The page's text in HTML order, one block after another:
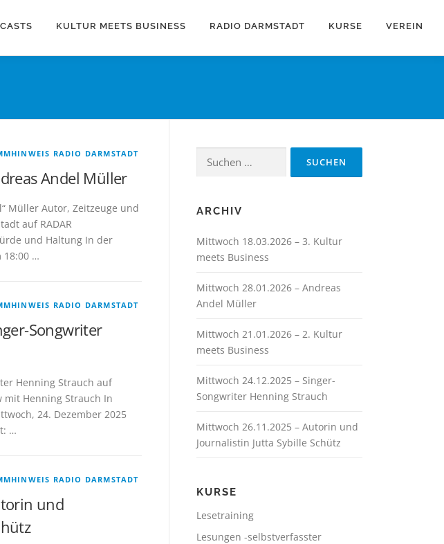
KULTUR MEETS BUSINESS RADIO DARMSTADT KURSE VEREIN
RADIO DARMSTADT
Andel Müller
Müller Autor, Zeitzeuge und
auf RADAR
und Haltung In der
18:00 …
RADIO DARMSTADT
Songwriter
Henning Strauch auf
mit Henning Strauch In
24. Dezember 2025
…
RADIO DARMSTADT
und
Suchen
nach:
ARCHIV
Mittwoch 18.03.2026 – 3. Kultur
meets Business
Mittwoch 28.01.2026 – Andreas
Andel Müller
Mittwoch 21.01.2026 – 2. Kultur
meets Business
Mittwoch 24.12.2025 – Singer-
Songwriter Henning Strauch
Mittwoch 26.11.2025 – Autorin und
Journalistin Jutta Sybille Schütz
KURSE
Lesetraining
Lesungen -selbstverfasster